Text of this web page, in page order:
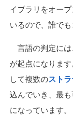
イブラリをオー
いるので、誰で
言語の判定には
が起点になりま
して複数のスト
込んでいき、最
になっています。